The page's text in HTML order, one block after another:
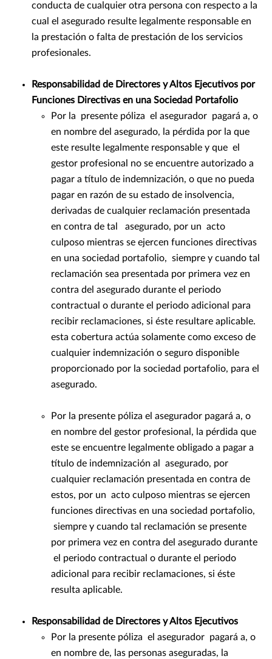
conducta de cualquier otra persona con respecto a la
cual el asegurado resulte legalmente responsable en
la prestación o falta de prestación de los servicios
profesionales.
Responsabilidad de Directores y Altos Ejecutivos por
Funciones Directivas en una Sociedad Portafolio
Por la presente póliza el asegurador pagará a, o
en nombre del asegurado, la pérdida por la que
este resulte legalmente responsable y que el
gestor profesional no se encuentre autorizado a
pagar a título de indemnización, o que no pueda
pagar en razón de su estado de insolvencia,
derivadas de cualquier reclamación presentada
en contra de tal asegurado, por un acto
culposo mientras se ejercen funciones directivas
en una sociedad portafolio, siempre y cuando tal
reclamación sea presentada por primera vez en
contra del asegurado durante el periodo
contractual o durante el periodo adicional para
recibir reclamaciones, si éste resultare aplicable.
esta cobertura actúa solamente como exceso de
cualquier indemnización o seguro disponible
proporcionado por la sociedad portafolio, para el
asegurado.
Por la presente póliza el asegurador pagará a, o
en nombre del gestor profesional, la pérdida que
este se encuentre legalmente obligado a pagar a
título de indemnización al asegurado, por
cualquier reclamación presentada en contra de
estos, por un acto culposo mientras se ejercen
funciones directivas en una sociedad portafolio,
siempre y cuando tal reclamación se presente
por primera vez en contra del asegurado durante
el periodo contractual o durante el periodo
adicional para recibir reclamaciones, si éste
resulta aplicable.
Responsabilidad de Directores y Altos Ejecutivos
Por la presente póliza el asegurador pagará a, o
en nombre de, las personas aseguradas, la